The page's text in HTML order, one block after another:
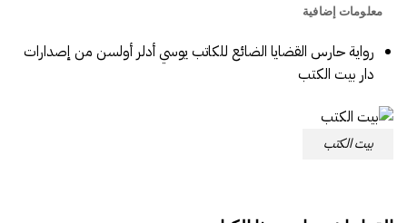
معلومات إضافية
رواية حارس القضايا الضائع للكاتب يوسي أدلر أولسن من إصدارات
دار بيت الكتب
بيت الكتب